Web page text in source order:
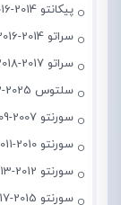
پیکانتو 2014-2016
سراتو 2014-2016
سراتو 2017-2018
سلتوس 2025-2023
سورنتو 2007-2009
سورنتو 2010-2011
سورنتو 2012-2013
سورنتو 2015-2017